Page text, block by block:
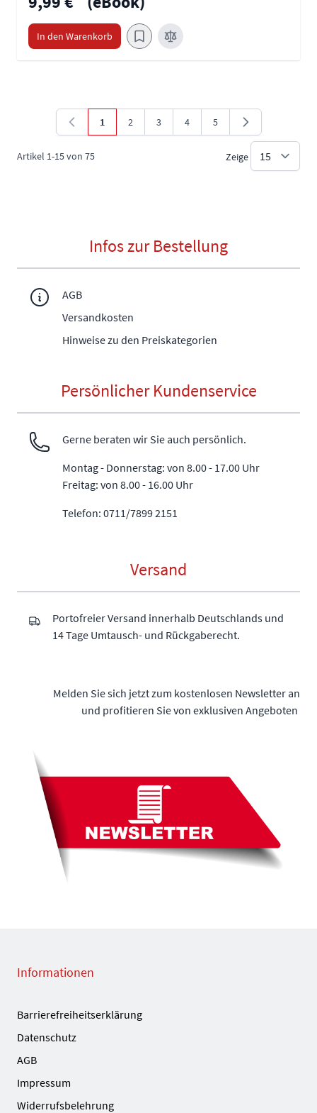
In den Warenkorb
Artikel 1-15von 75
Sie lesen gerade die Seite
1 Seite
2 Seite
3 Seite
4 Seite
5
Zeige
Infos zur Bestellung
AGB
Versandkosten
Hinweise zu den Preiskategorien
Persönlicher Kundenservice
Gerne beraten wir Sie auch persönlich.
Montag - Donnerstag: von 8.00 - 17.00 Uhr
Freitag: von 8.00 - 16.00 Uhr
Telefon: 0711/7899 2151
Versand
Portofreier Versand innerhalb Deutschlands und
14 Tage Umtausch- und Rückgaberecht.
Melden Sie sich jetzt zum kostenlosen Newsletter an
und profitieren Sie von exklusiven Angeboten
Informationen
Barrierefreiheitserklärung
Datenschutz
AGB
Impressum
Widerrufsbelehrung